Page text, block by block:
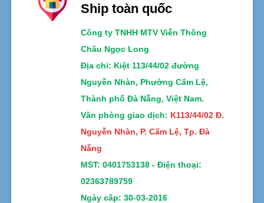
Ship toàn quốc
Công ty TNHH MTV Viễn Thông
Châu Ngọc Long
Địa chỉ: Kiệt 113/44/02 đường
Nguyễn Nhàn, Phường Cẩm Lệ,
Thành phố Đà Nẵng, Việt Nam.
Văn phòng giao dịch: K113/44/02 Đ.
Nguyễn Nhàn, P. Cẩm Lệ, Tp. Đà
Nẵng
MST: 0401753138 - Điện thoại:
02363789759
Ngày câp: 30-03-2016